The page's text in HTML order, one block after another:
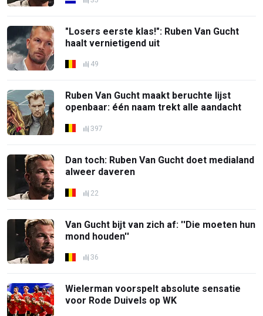
"Losers eerste klas!": Ruben Van Gucht
haalt vernietigend uit
49
Ruben Van Gucht maakt beruchte lijst
openbaar: één naam trekt alle aandacht
397
Dan toch: Ruben Van Gucht doet medialand
alweer daveren
22
Van Gucht bijt van zich af: ''Die moeten hun
mond houden''
36
Wielerman voorspelt absolute sensatie
voor Rode Duivels op WK